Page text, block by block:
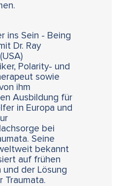
ins Sein - Being
Dr. Ray
Polarity- und
sowie
ihm
Ausbildung für
in Europa und
bei
Seine
bekannt
auf frühen
und der Lösung
Traumata.